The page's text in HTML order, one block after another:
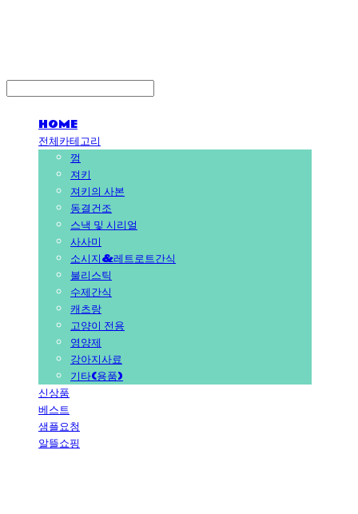
HOME
전체카테고리
껌
져키
져키의 사본
동결건조
스낵 및 시리얼
사사미
소시지&레트로트간식
불리스틱
수제간식
캐츠랑
고양이 전용
영양제
강아지사료
기타(용품)
신상품
베스트
샘플요청
알뜰쇼핑